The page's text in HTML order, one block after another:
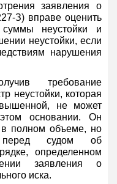
заявления о
З) вправе оценить
суммы неустойки и
неустойки, если
нарушения
требование
неустойки, которая
не может
основании. Он
в полном объеме, но
перед судом об
определенном
заявления о
иска.